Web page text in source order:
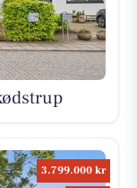
3.799.000 kr